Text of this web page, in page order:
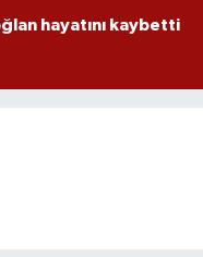
hayatını kaybetti